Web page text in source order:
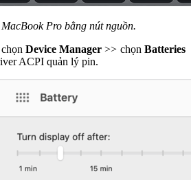
Pro bằng nút nguồn.
Device Manager >> chọnBatteries
ACPI quản lý pin.